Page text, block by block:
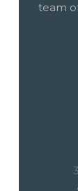
team